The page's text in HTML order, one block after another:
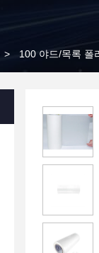
> 100 야드/목록 폴